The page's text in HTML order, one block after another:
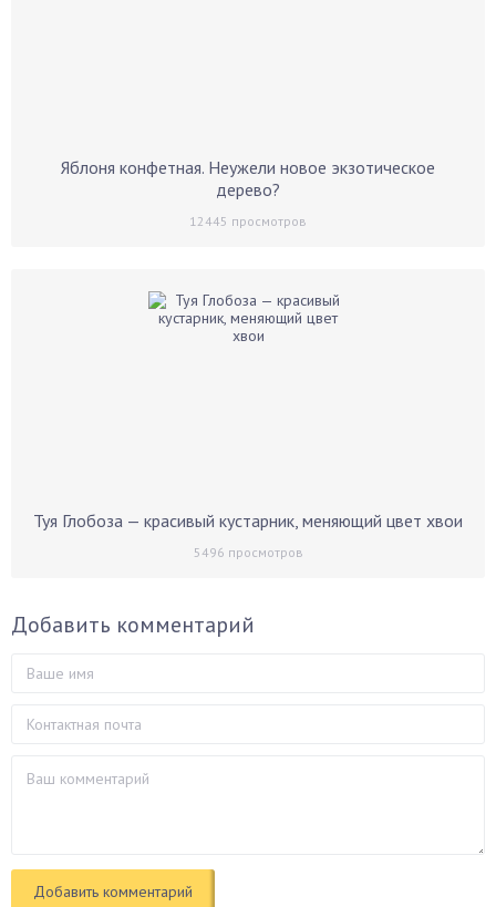
Яблоня конфетная. Неужели новое экзотическое
дерево?
12445 просмотров
Туя Глобоза — красивый кустарник, меняющий цвет хвои
5496 просмотров
Добавить комментарий